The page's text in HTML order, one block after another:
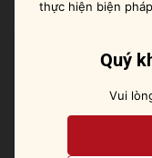
Sản phẩm tương tự
thực hiện biện
Quý
Vui